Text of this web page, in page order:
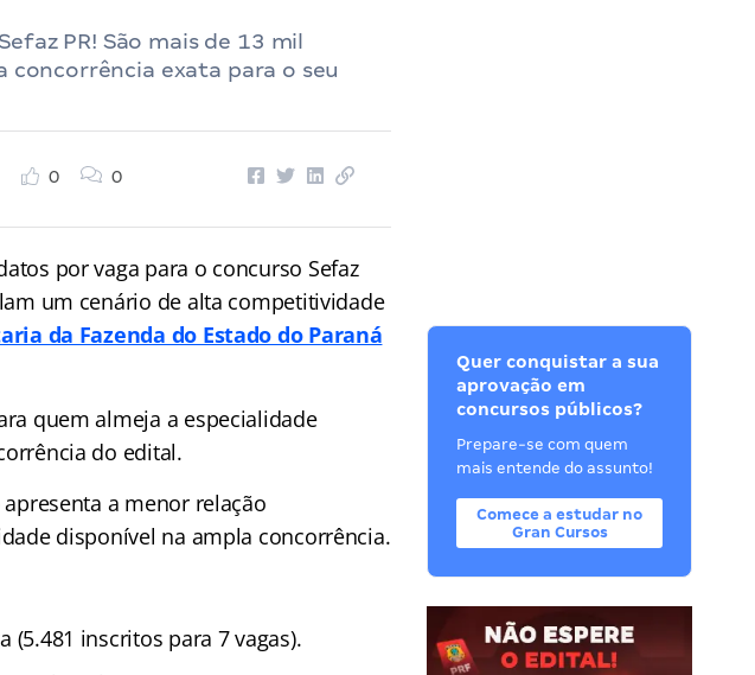
PR! São mais de 13 mil
concorrência exata para o seu
0 0
por vaga para o concurso Sefaz
um cenário de alta competitividade
da Fazenda do Estado do Paraná
quem almeja a especialidade
do edital.
apresenta a menor relação
disponível na ampla concorrência.
(5.481 inscritos para 7 vagas).
Quer conquistar a sua
aprovação em
concursos públicos?
Prepare-se com quem
mais entende do assunto!
Comece a estudar no
Gran Cursos